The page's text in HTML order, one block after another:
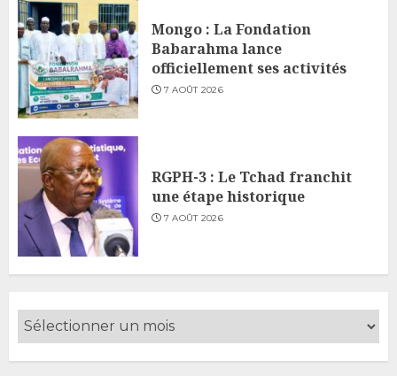
Mongo : La Fondation
Babarahma lance
officiellement ses activités
7 AOÛT 2026
RGPH-3 : Le Tchad franchit
une étape historique
7 AOÛT 2026